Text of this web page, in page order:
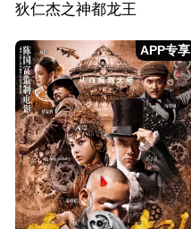
狄仁杰之神都龙王
APP专享